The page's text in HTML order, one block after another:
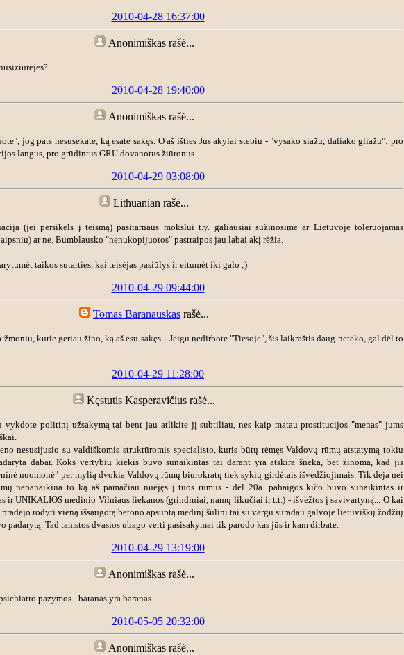
2010-04-28 16:37:00
Anonimiškasrašė...
2010-04-28 19:40:00
Anonimiškasrašė...
jog pats nesusekate, ką esate sakęs. O aš išties Jus akylai stebiu - "vysako siažu, daliako gliažu": pro
langus, pro grūdintus GRU dovanotus žiūronus.
2010-04-29 03:08:00
Lithuanian rašė...
(jei persikels į teismą) pasitarnaus mokslui t.y. galiausiai sužinosime ar Lietuvoje toleruojamas
ar ne. Bumblausko "nenukopijuotos" pastraipos jau labai akį rėžia.
taikos sutarties, kai teisėjas pasiūlys ir eitumėt iki galo ;)
2010-04-29 09:44:00
Tomas Baranauskas rašė...
žmonių, kurie geriau žino, ką aš esu sakęs... Jeigu nedirbote "Tiesoje", šis laikraštis daug neteko, gal dėl to
2010-04-29 11:28:00
Kęstutis Kasperavičius rašė...
vykdote politinį užsakymą tai bent jau atlikite jį subtiliau, nes kaip matau prostitucijos "menas" jums
nesusijusio su valdiškomis struktūromis specialisto, kuris būtų rėmęs Valdovų rūmų atstatymą tokiu
dabar. Koks vertybių kiekis buvo sunaikintas tai darant yra atskira šneka, bet žinoma, kad jis
nuomonė" per mylią dvokia Valdovų rūmų biurokratų tiek sykių girdėtais išvedžiojimais. Tik deja nei
nepanaikina to ką aš pamačiau nuėjęs į tuos rūmus - dėl 20a. pabaigos kičo buvo sunaikintas ir
ir UNIKALIOS medinio Vilniaus liekanos (grindiniai, namų likučiai ir t.t.) - išvežtos į savivartyną... O kai
rodyti vieną išsaugotą betono apsuptą medinį šulinį tai su vargu suradau galvoje lietuviškų žodžių
padarytą. Tad tamstos dvasios ubago verti pasisakymai tik parodo kas jūs ir kam dirbate.
2010-04-29 13:19:00
Anonimiškasrašė...
pazymos - baranas yra baranas
2010-05-05 20:32:00
Anonimiškasrašė...